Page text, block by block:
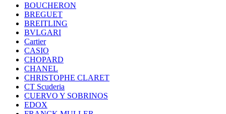
BOUCHERON
BREGUET
BREITLING
BVLGARI
Cartier
CASIO
CHOPARD
CHANEL
CHRISTOPHE CLARET
CT Scuderia
CUERVO Y SOBRINOS
EDOX